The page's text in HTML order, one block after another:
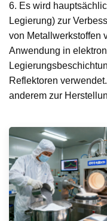
6. Es wird
Legierung) zur
von Metallwerkstoffen
Anwendung in
Reflektoren
anderem zur